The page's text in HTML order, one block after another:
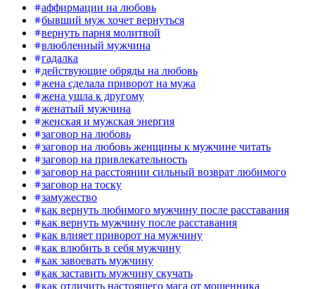
аффирмации на любовь
бывший муж хочет вернуться
вернуть парня молитвой
влюбленный мужчина
гадалка
действующие обряды на любовь
жена сделала приворот на мужа
жена ушла к другому
женатый мужчина
женская и мужская энергия
заговор на любовь
заговор на любовь женщины к мужчине читать
заговор на привлекательность
заговор на расстоянии сильный возврат любимого
заговор на тоску
замужество
как вернуть любимого мужчину после расставания
как вернуть мужчину после расставания
как влияет приворот на мужчину
как влюбить в себя мужчину
как завоевать мужчину
как заставить мужчину скучать
как отличить настоящего мага от мошенника